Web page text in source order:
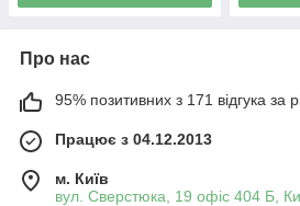
Про нас
95% позитивних з 171 відгука за
Працює з 04.12.2013
м. Київ
вул. Сверстюка, 19 офіс 404 Б,